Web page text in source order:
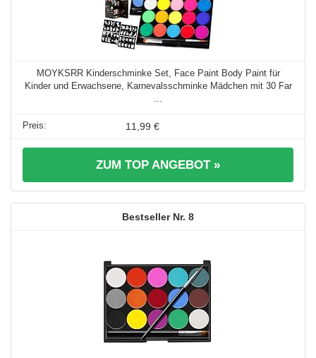
MOYKSRR Kinderschminke Set, Face Paint Body Paint für
Kinder und Erwachsene, Karnevalsschminke Mädchen mit 30 Far
11,99 €
ZUM TOP ANGEBOT »
8